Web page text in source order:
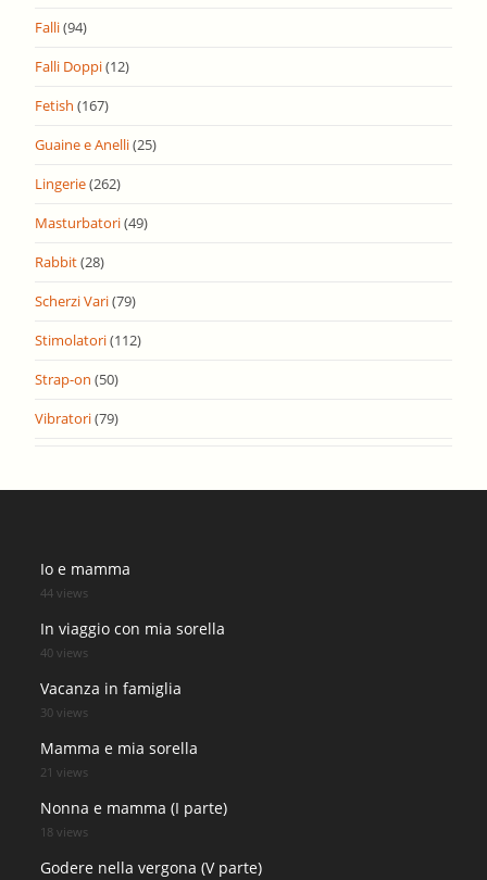
Falli(94)
Falli Doppi(12)
Fetish (167)
Guaine e Anelli(25)
Lingerie(262)
Masturbatori(49)
Rabbit(28)
Scherzi Vari(79)
Stimolatori(112)
Strap-on (50)
Vibratori(79)
Io e mamma
44 views
In viaggio con mia sorella
40 views
Vacanza in famiglia
30 views
Mamma e mia sorella
21 views
Nonna e mamma (I parte)
18 views
Godere nella vergona (V parte)